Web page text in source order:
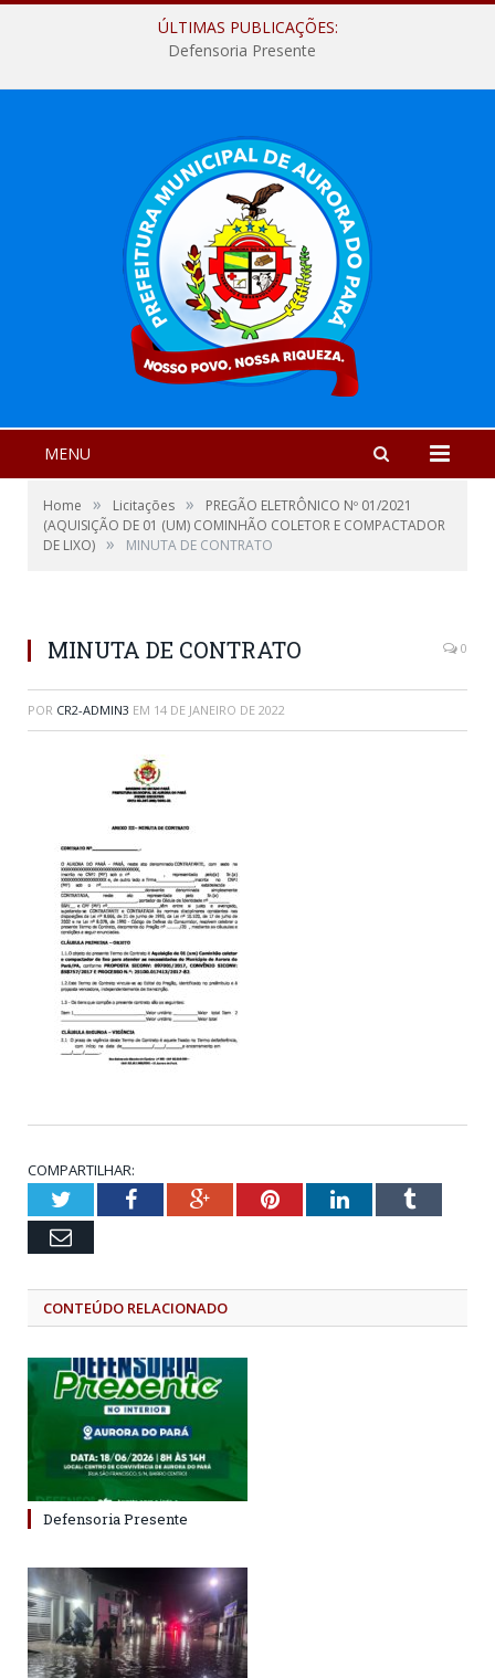
ÚLTIMAS PUBLICAÇÕES:
Defensoria Presente
MENU
Home » Licitações »
PREGÃO ELETRÔNICO Nº 01/2021
(AQUISIÇÃO DE 01 (UM) COMINHÃO COLETOR E COMPACTADOR
DE LIXO) » MINUTA DE CONTRATO
MINUTA DE CONTRATO 0
POR CR2-ADMIN3 EM 14 DE JANEIRO DE 2022
COMPARTILHAR:
TwitterFacebookGoogle+PinterestLinkedInTumblr
Email
CONTEÚDO RELACIONADO
Defensoria Presente